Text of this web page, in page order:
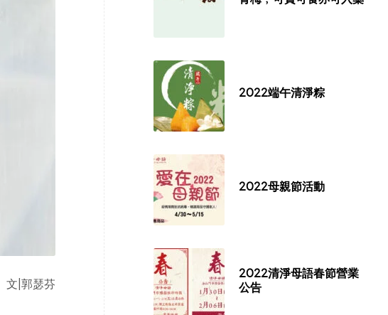
文|郭瑟芬
2022端午清淨粽
2022母親節活動
2022清淨母語春節營業
公告